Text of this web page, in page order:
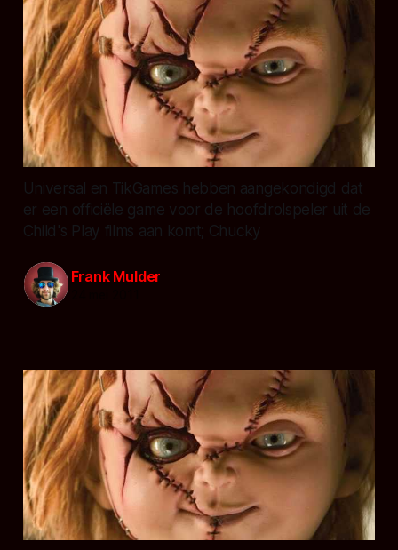
Universal en TikGames hebben aangekondigd dat
er een officiële game voor de hoofdrolspeler uit de
Child's Play films aan komt; Chucky
Frank Mulder